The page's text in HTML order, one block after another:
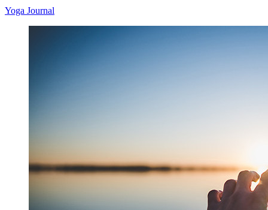
Yoga Journal